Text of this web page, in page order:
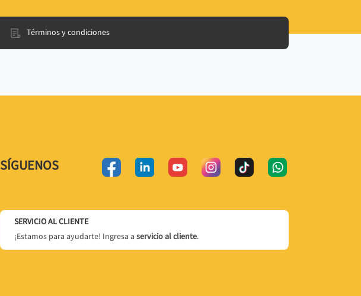
Términos y condiciones
SÍGUENOS
SERVICIO AL CLIENTE
¡Estamos para ayudarte! Ingresa a servicio al cliente.